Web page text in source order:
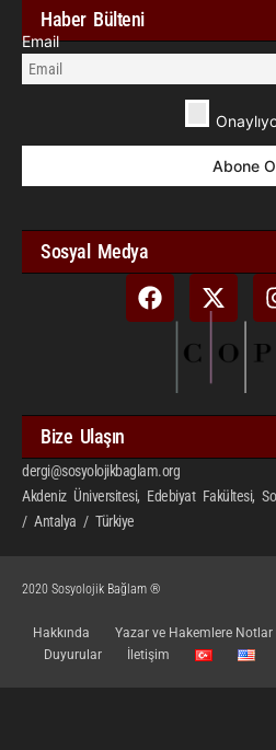
Haber Bülteni
Email
Sosyal Medya
Bize Ulaşın
dergi@sosyolojikbaglam.org
Akdeniz Üniversitesi, Edebiyat Fakültesi,
/ Antalya / Türkiye
2020 Sosyolojik Bağlam ®
Hakkında Yazar ve Hakemlere Notlar
Duyurular
İletişim